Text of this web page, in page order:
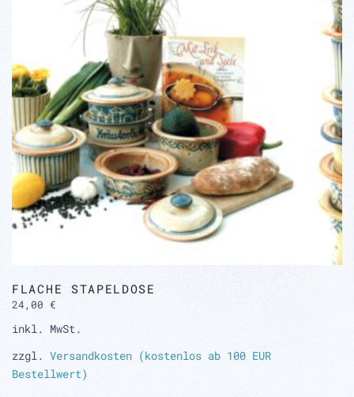
Die
Optionen
können
auf
der
Produktseite
gewählt
werden
FLACHE STAPELDOSE
24,00 €
inkl. MwSt.
zzgl. Versandkosten (kostenlos ab 100 EUR
Bestellwert)